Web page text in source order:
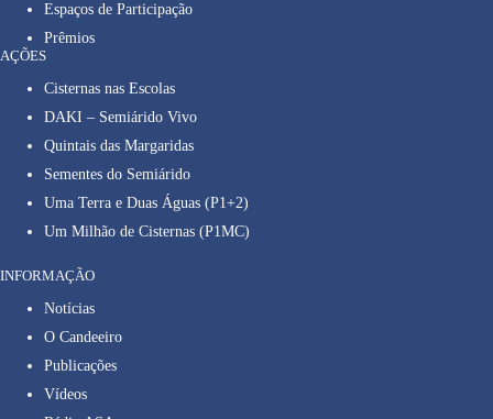
Espaços de Participação
Prêmios
AÇÕES
Cisternas nas Escolas
DAKI – Semiárido Vivo
Quintais das Margaridas
Sementes do Semiárido
Uma Terra e Duas Águas (P1+2)
Um Milhão de Cisternas (P1MC)
INFORMAÇÃO
Notícias
O Candeeiro
Publicações
Vídeos